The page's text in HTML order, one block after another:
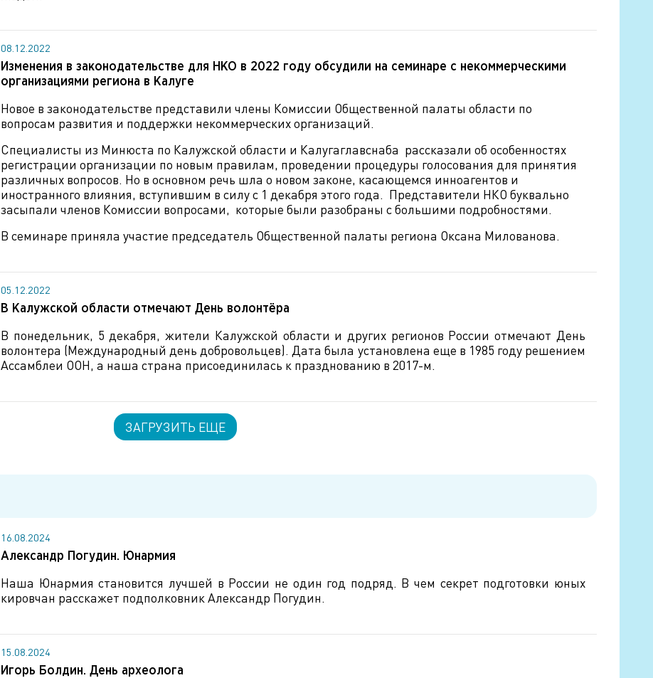
08.12.2022
Изменения в законодательстве для НКО в 2022 году обсудили на семинаре с некоммерческими
организациями региона в Калуге
Новое в законодательстве представили члены Комиссии Общественной палаты области по
вопросам развития и поддержки некоммерческих организаций.
Специалисты из Минюста по Калужской области и Калугаглавснаба рассказали об особенностях
регистрации организации по новым правилам, проведении процедуры голосования для принятия
различных вопросов. Но в основном речь шла о новом законе, касающемся инноагентов и
иностранного влияния, вступившим в силу с 1 декабря этого года. Представители НКО буквально
засыпали членов Комиссии вопросами, которые были разобраны с большими подробностями.
В семинаре приняла участие председатель Общественной палаты региона Оксана Милованова.
05.12.2022
В Калужской области отмечают День волонтёра
В понедельник, 5 декабря, жители Калужской области и других регионов России отмечают День
волонтера (Международный день добровольцев). Дата была установлена еще в 1985 году решением
Ассамблеи ООН, а наша страна присоединилась к празднованию в 2017-м.
ЗАГРУЗИТЬ ЕЩЕ
16.08.2024
Александр Погудин. Юнармия
Наша Юнармия становится лучшей в России не один год подряд. В чем секрет подготовки юных
кировчан расскажет подполковник Александр Погудин.
15.08.2024
Игорь Болдин. День археолога